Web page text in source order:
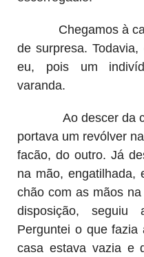
Chegamos à casa
de surpresa.
eu, pois um
varanda.
Ao descer da
portava um revólver
facão, do outro. Já
na mão, engatilhada,
chão com as mãos
disposição, seguiu
Perguntei o que
casa estava vazia e